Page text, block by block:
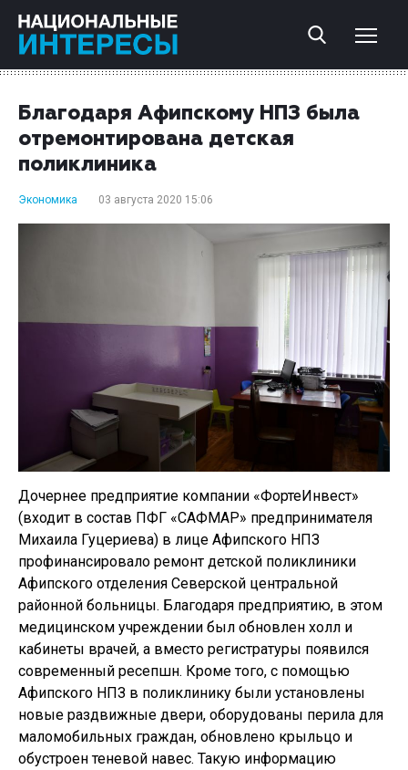
Благодаря Афипскому НПЗ была
отремонтирована детская
поликлиника
Экономика 03 августа 2020 15:06
Дочернее предприятие компании «ФортеИнвест»
(входит в состав ПФГ «САФМАР» предпринимателя
Михаила Гуцериева) в лице Афипского НПЗ
профинансировало ремонт детской поликлиники
Афипского отделения Северской центральной
районной больницы. Благодаря предприятию, в этом
медицинском учреждении был обновлен холл и
кабинеты врачей, а вместо регистратуры появился
современный ресепшн. Кроме того, с помощью
Афипского НПЗ в поликлинику были установлены
новые раздвижные двери, оборудованы перила для
маломобильных граждан, обновлено крыльцо и
обустроен теневой навес. Такую информацию